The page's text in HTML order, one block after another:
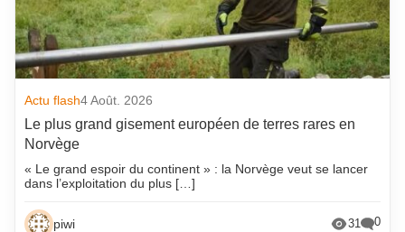
Actu flash4 Août. 2026
Le plus grand gisement européen de terres rares en
Norvège
« Le grand espoir du continent » : la Norvège veut se lancer
dans l’exploitation du plus […]
piwi 31 0